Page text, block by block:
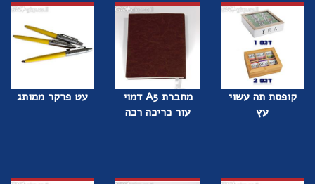
קופסת תה עשוי
עץ
מחברת A5 דמוי
עור כריכה רכה
עט פרקר ממותג